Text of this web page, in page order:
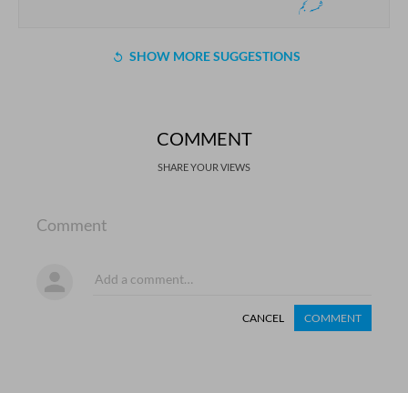
شمسہ نجم
SHOW MORE SUGGESTIONS
COMMENT
SHARE YOUR VIEWS
Comment
CANCEL COMMENT